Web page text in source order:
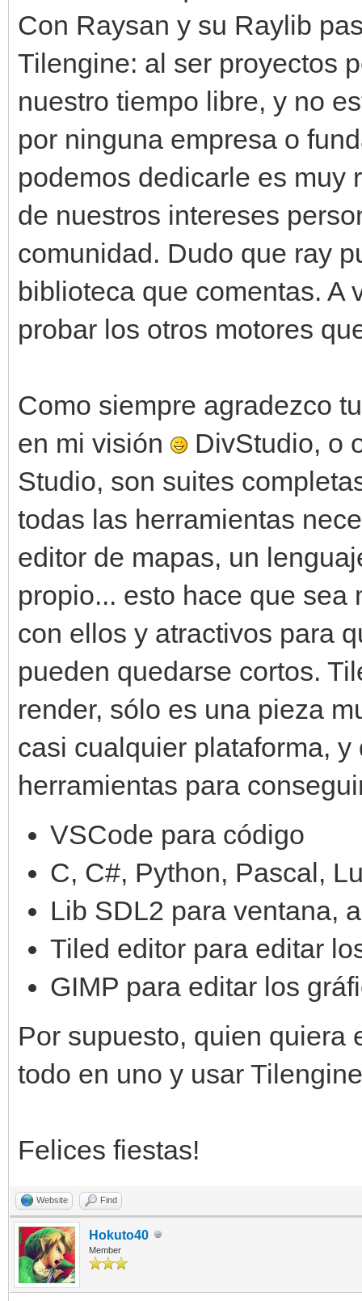
Con Raysan y su Raylib
Tilengine: al ser proyectos
nuestro tiempo libre, y no
por ninguna empresa o
podemos dedicarle es muy
de nuestros intereses
comunidad. Dudo que ray
biblioteca que comentas. A
probar los otros motores
Como siempre agradezco
en mi visión
DivStudio, o
Studio, son suites
todas las herramientas
editor de mapas, un
propio... esto hace que
con ellos y atractivos para
pueden quedarse cortos.
render, sólo es una pieza
casi cualquier plataforma,
herramientas para
VSCode para código
C, C#, Python, Pascal,
Lib SDL2 para ventana,
Tiled editor para editar
GIMP para editar los
Por supuesto, quien quiera
todo en uno y usar
Felices fiestas!
Website Find
Hokuto40
Member